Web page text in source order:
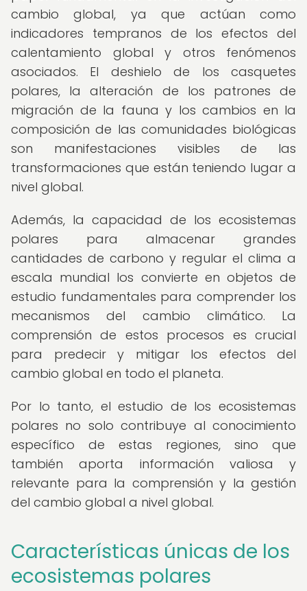
cambio global, ya que actúan como
indicadores tempranos de los efectos del
calentamiento global y otros fenómenos
asociados. El deshielo de los casquetes
polares, la alteración de los patrones de
migración de la fauna y los cambios en la
composición de las comunidades biológicas
son manifestaciones visibles de las
transformaciones que están teniendo lugar a
nivel global.
Además, la capacidad de los ecosistemas
polares para almacenar grandes
cantidades de carbono y regular el clima a
escala mundial los convierte en objetos de
estudio fundamentales para comprender los
mecanismos del cambio climático. La
comprensión de estos procesos es crucial
para predecir y mitigar los efectos del
cambio global en todo el planeta.
Por lo tanto, el estudio de los ecosistemas
polares no solo contribuye al conocimiento
específico de estas regiones, sino que
también aporta información valiosa y
relevante para la comprensión y la gestión
del cambio global a nivel global.
Características únicas de los
ecosistemas polares